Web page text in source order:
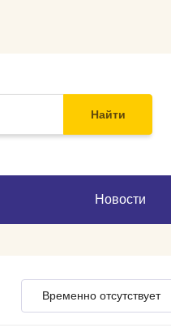
Найти
Новости
Временно отсутствует